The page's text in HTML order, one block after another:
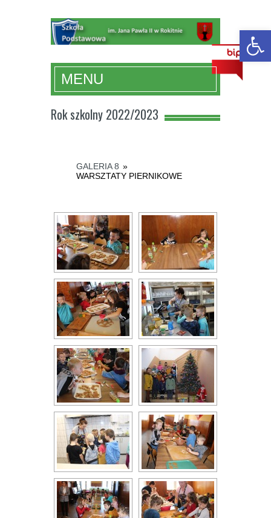
MENU
Rok szkolny 2022/2023
GALERIA 8 »
WARSZTATY PIERNIKOWE